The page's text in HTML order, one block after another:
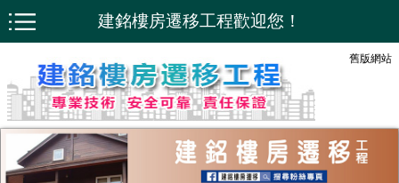
舊版網站
建銘樓房遷移工程歡迎您！